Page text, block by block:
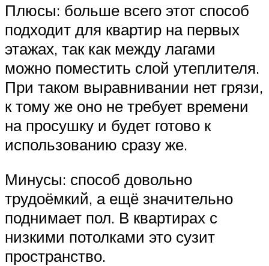
Плюсы: больше всего этот способ
подходит для квартир на первых
этажах, так как между лагами
можно поместить слой утеплителя.
При таком выравнивании нет грязи,
к тому же оно не требует времени
на просушку и будет готово к
использованию сразу же.
Минусы: способ довольно
трудоёмкий, а ещё значительно
поднимает пол. В квартирах с
низкими потолками это сузит
пространство.